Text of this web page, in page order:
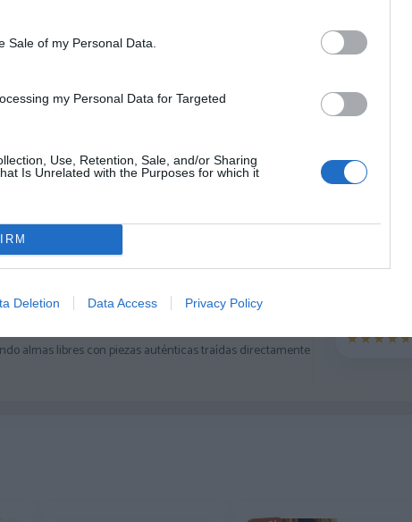
Sale of my Personal Data.
my Personal Data for Targeted
Use, Retention, Sale, and/or Sharing
Is Unrelated with the Purposes for which it
Deletion Data Access Privacy Policy
Cargar más productos
almas libres con piezas auténticas traídas directamente